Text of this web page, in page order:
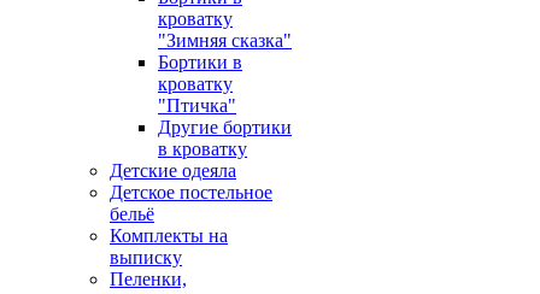
кроватку
"Зимняя сказка"
Бортики в
кроватку
"Птичка"
Другие бортики
в кроватку
Детские одеяла
Детское постельное
бельё
Комплекты на
выписку
Пеленки,